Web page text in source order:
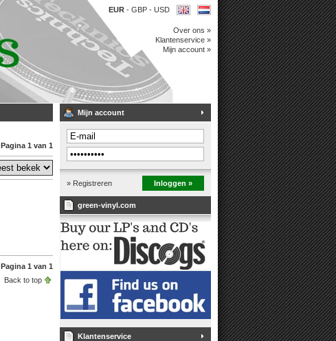
EUR - GBP - USD
Over ons »
Klantenservice »
Mijn account »
Pagina 1 van 1
Pagina 1 van 1
Back to top
Mijn account
» Registreren Inloggen »
green-vinyl.com
Klantenservice